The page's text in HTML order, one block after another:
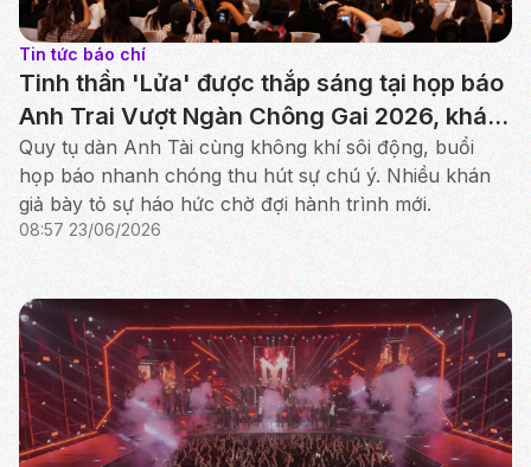
Tin tức báo chí
Tinh thần 'Lửa' được thắp sáng tại họp báo
Anh Trai Vượt Ngàn Chông Gai 2026, khán
giả háo hức chờ ngày lên sóng
Quy tụ dàn Anh Tài cùng không khí sôi động, buổi
họp báo nhanh chóng thu hút sự chú ý. Nhiều khán
giả bày tỏ sự háo hức chờ đợi hành trình mới.
08:57 23/06/2026